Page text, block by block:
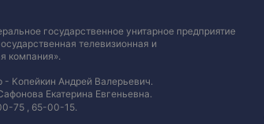
государственное унитарное предприятие
телевизионная и
компания».
- Копейкин Андрей Валерьевич.
Екатерина Евгеньевна.
75 , 65-00-15.